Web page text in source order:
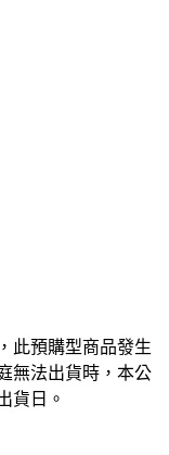
此預購型商品發生
無法出貨時，本公
貨日。